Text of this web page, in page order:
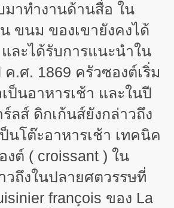
มาทำงานด้านสื่อ ใน
ขนม ของเขายังคงได้
ละได้รับการแนะนำใน
ค.ศ. 1869 ครัวซองต์เริ่ม
ป็นอาหารเช้า และในปี
ลส์ ดิกเก้นส์ยังกล่าวถึง
นโต๊ะอาหารเช้า เทคนิค
งต์ ( croissant ) ใน
ถึงในปลายศตวรรษที่
françois ของ La